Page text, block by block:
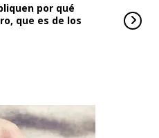
por qué
que es de los